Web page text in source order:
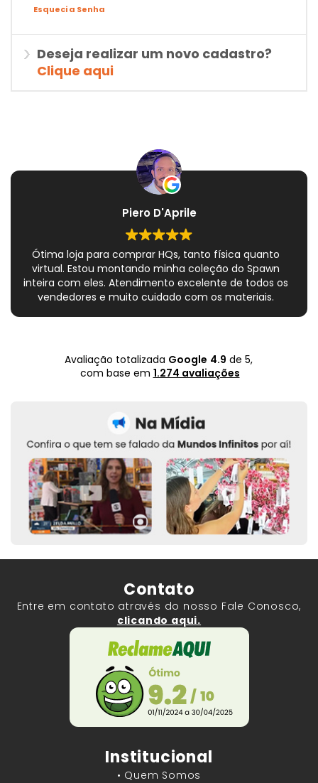
Esqueci a Senha
Deseja realizar um novo cadastro?
Clique aqui
Piero D'Aprile
Ótima loja para comprar HQs, tanto física quanto
virtual. Estou montando minha coleção do Spawn
inteira com eles. Atendimento excelente de todos os
vendedores e muito cuidado com os materiais.
Avaliação totalizada Google 4.9 de 5,
com base em 1.274 avaliações
Contato
Entre em contato através do nosso Fale Conosco,
clicando aqui.
Institucional
• Quem Somos